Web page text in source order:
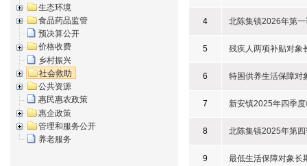
生态环境
食品药品监管
预决算公开
价格收费
乡村振兴
社会救助
公共资源
惠民惠农政策
惠企政策
管理和服务公开
养老服务
4 北陈集镇2026年第
5 残疾人两项补贴对象
6 特困供养生活保障对
7 新安镇2025年四季
8 北陈集镇2025年第
9 最低生活保障对象长